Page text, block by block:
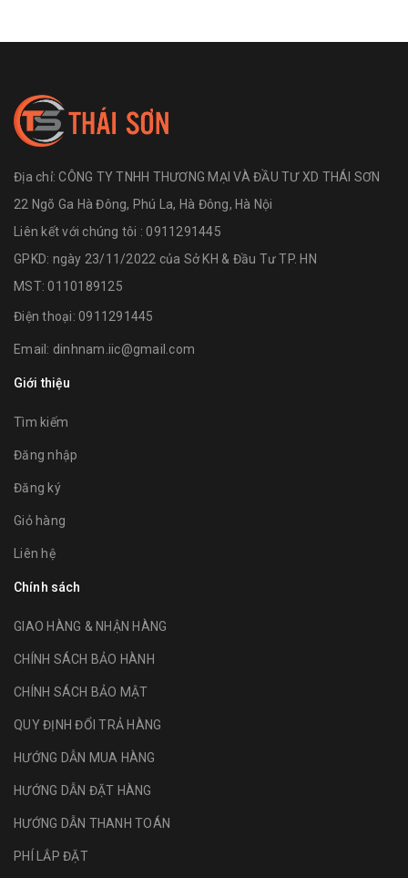
Địa chỉ:CÔNG TY TNHH THƯƠNG MẠI VÀ ĐẦU TƯ XD THÁI SƠN
22 Ngõ Ga Hà Đông, Phú La, Hà Đông, Hà Nội
Liên kết với chúng tôi : 0911291445
GPKD: ngày 23/11/2022 của Sở KH & Đầu Tư TP. HN
MST: 0110189125
Điện thoại: 0911291445
Email: dinhnam.iic@gmail.com
Giới thiệu
Tìm kiếm
Đăng nhập
Đăng ký
Giỏ hàng
Liên hệ
Chính sách
GIAO HÀNG & NHẬN HÀNG
CHÍNH SÁCH BẢO HÀNH
CHÍNH SÁCH BẢO MẬT
QUY ĐỊNH ĐỔI TRẢ HÀNG
HƯỚNG DẪN MUA HÀNG
HƯỚNG DẪN ĐẶT HÀNG
HƯỚNG DẪN THANH TOÁN
PHÍ LẮP ĐẶT